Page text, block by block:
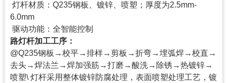
灯杆材质：Q235钢板、镀锌、喷塑；厚度为2.5mm-
6.0mm
驱动功能：全智能控制
路灯杆加工工序 ：
@Q235钢板→校平→排样→剪板→折弯→埋弧焊→校直→
去头→焊法兰→焊加强筋→打磨→酸洗→除锈→热镀锌→
喷塑\ 灯杆采用整体镀锌防腐处理，表面喷塑处理工艺，镀